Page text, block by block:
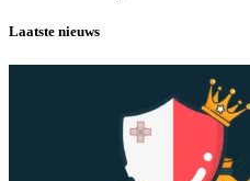
Laatste nieuws